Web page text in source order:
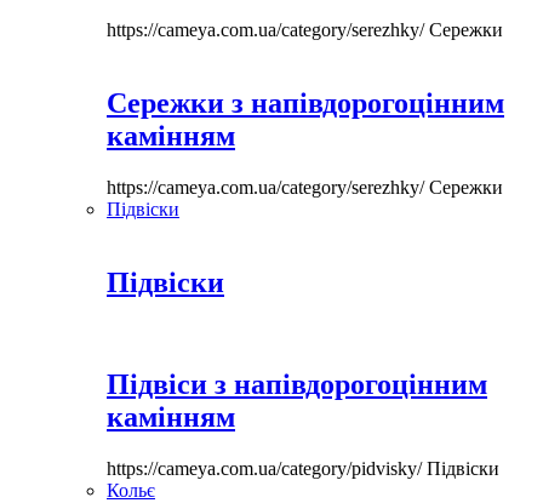
https://cameya.com.ua/category/serezhky/Сережки
Сережки з напівдорогоцінним
камінням
https://cameya.com.ua/category/serezhky/Сережки
Підвіски
Підвіски
Підвіси з напівдорогоцінним
камінням
https://cameya.com.ua/category/pidvisky/Підвіски
Кольє